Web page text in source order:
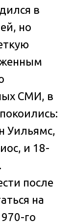
в
но
СМИ, в
Уильямс,
и 18-
после
на
го